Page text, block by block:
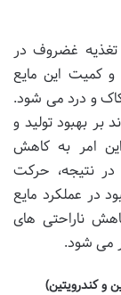
تغذیه غضروف در
و کمیت این مایع
و درد می شود.
بر بهبود تولید و
امر به کاهش
نتیجه، حرکت
در عملکرد مایع
ناراحتی های
می شود.
و کندرویتین)